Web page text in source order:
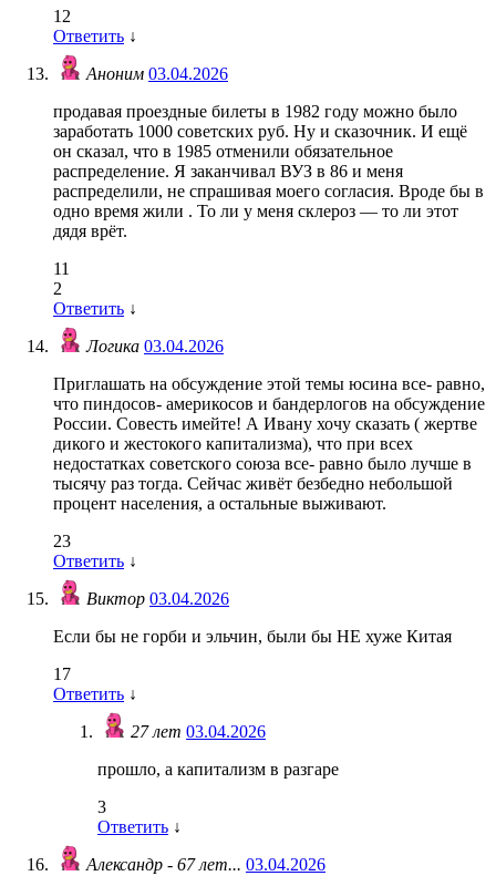
12
Ответить ↓
Аноним 03.04.2026
продавая проездные билеты в 1982 году можно было
заработать 1000 советских руб. Ну и сказочник. И ещё
он сказал, что в 1985 отменили обязательное
распределение. Я заканчивал ВУЗ в 86 и меня
распределили, не спрашивая моего согласия. Вроде бы в
одно время жили . То ли у меня склероз — то ли этот
дядя врёт.
11
2
Ответить ↓
Логика 03.04.2026
Приглашать на обсуждение этой темы юсина все- равно,
что пиндосов- америкосов и бандерлогов на обсуждение
России. Совесть имейте! А Ивану хочу сказать ( жертве
дикого и жестокого капитализма), что при всех
недостатках советского союза все- равно было лучше в
тысячу раз тогда. Сейчас живёт безбедно небольшой
процент населения, а остальные выживают.
23
Ответить ↓
Виктор 03.04.2026
Если бы не горби и эльчин, были бы НЕ хуже Китая
17
Ответить ↓
27 лет 03.04.2026
прошло, а капитализм в разгаре
3
Ответить ↓
Александр - 67 лет... 03.04.2026